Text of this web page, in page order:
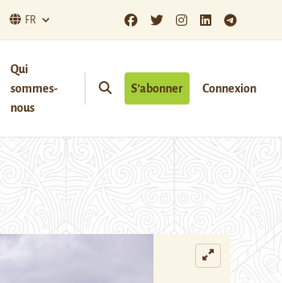
FR
Qui
sommes-
nous
S’abonner Connexion